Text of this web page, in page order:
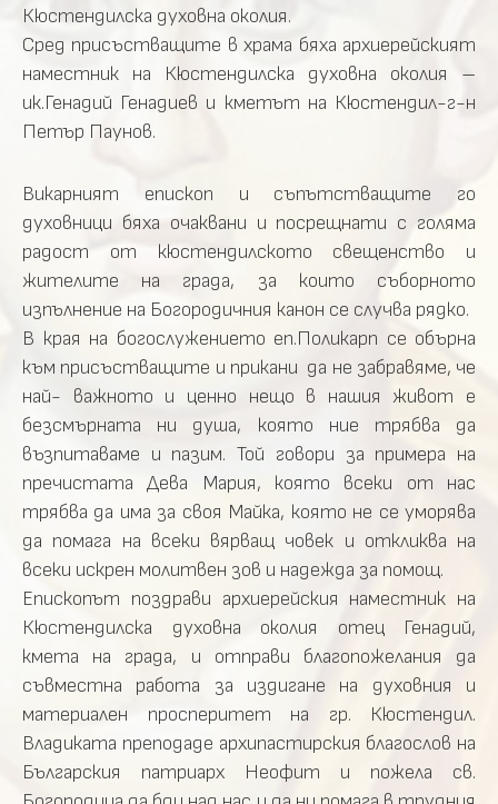
Кюстендилска духовна околия.
Сред присъстващите в храма бяха архиерейският
наместник на Кюстендилска духовна околия –
ик.Генадий Генадиев и кметът на Кюстендил-г-н
Петър Паунов.
Викарният епископ и съпътстващите го
духовници бяха очаквани и посрещнати с голяма
радост от кюстендилското свещенство и
жителите на града, за които съборното
изпълнение на Богородичния канон се случва рядко.
В края на богослужението еп.Поликарп се обърна
към присъстващите и прикани да не забравяме, че
най- важното и ценно нещо в нашия живот е
безсмърната ни душа, която ние трябва да
възпитаваме и пазим. Той говори за примера на
пречистата Дева Мария, която всеки от нас
трябва да има за своя Майка, която не се уморява
да помага на всеки вярващ човек и откликва на
всеки искрен молитвен зов и надежда за помощ.
Епископът поздрави архиерейския наместник на
Кюстендилска духовна околия отец Генадий,
кмета на града, и отправи благопожелания да
съвместна работа за издигане на духовния и
материален просперитет на гр. Кюстендил.
Владиката преподаде архипастирския благослов на
Българския патриарх Неофит и пожела св.